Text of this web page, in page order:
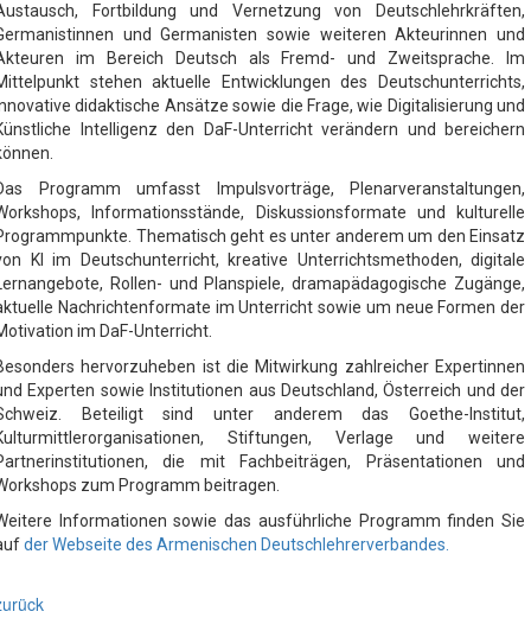
Fortbildung und Vernetzung von Deutschlehrkräften,
und Germanisten sowie weiteren Akteurinnen und
im Bereich Deutsch als Fremd- und Zweitsprache. Im
stehen aktuelle Entwicklungen des Deutschunterrichts,
didaktische Ansätze sowie die Frage, wie Digitalisierung und
Intelligenz den DaF-Unterricht verändern und bereichern
Programm umfasst Impulsvorträge, Plenarveranstaltungen,
Informationsstände, Diskussionsformate und kulturelle
Thematisch geht es unter anderem um den Einsatz
KI im Deutschunterricht, kreative Unterrichtsmethoden, digitale
Rollen- und Planspiele, dramapädagogische Zugänge,
Nachrichtenformate im Unterricht sowie um neue Formen der
im DaF-Unterricht.
hervorzuheben ist die Mitwirkung zahlreicher Expertinnen
Experten sowie Institutionen aus Deutschland, Österreich und der
Beteiligt sind unter anderem das Goethe-Institut,
Stiftungen, Verlage und weitere
die mit Fachbeiträgen, Präsentationen und
zum Programm beitragen.
Informationen sowie das ausführliche Programm finden Sie
der Webseite des Armenischen Deutschlehrerverbandes.